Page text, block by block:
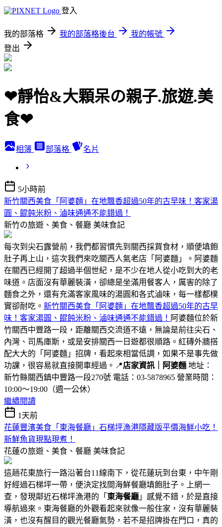
登入
我的部落格 我的部落格後台
我的帳號
登出
❤靜怡&大顆呆の親子.旅遊.美
食❤
相簿 部落格 名片
5小時前
新竹關西美食「阿婆麵」在地飄香超過50年的古早味！客家湯
圓、餛飩米粉、滷味通通不能錯過！
新竹の旅遊、美食、餐廳 美味食記
每次到尖石露營前，我們都習慣先到關西採買食材，順便填飽
肚子再上山，這次我們來吃關西人氣老店「阿婆麵」。阿婆麵
在關西已經開了超過半個世紀，是不少在地人從小吃到大的老
味道。店面沒有華麗裝潢，卻總是坐滿用餐客人，厲害的除了
麵食之外，還有充滿客家風味的湯圓和各式滷味，每一樣都樸
實卻耐吃。 新竹關西美食「阿婆麵」在地飄香超過50年的古早
味！客家湯圓、餛飩米粉、滷味通通不能錯過！ 阿婆麵位於新
竹關西中豐路一段，距離關西交流道不遠，無論是前往尖石、
內灣、司馬庫斯，或是安排關西一日遊都很順路。紅磚外牆搭
配大大的「阿婆麵」招牌，看起來相當低調，如果不是事先做
功課，很容易就直接開車經過。📍店家資訊｜阿婆麵 地址：
新竹縣關西鎮中豐路一段270號 電話：03-5878965 營業時間：
10:00～19:00（週一公休）
繼續閱讀
1天前
花蓮豐濱美食「東海餐廳」石梯坪漁港隱藏版平價海鮮小吃！
新鮮魚貨現點現煮！
花蓮の旅遊、美食、餐廳 美味食記
這趟花東旅行一路沿著台11線南下，從花蓮玩到台東，中午剛
好經過石梯坪一帶，便決定找間海鮮餐廳填飽肚子。上網一
查，發現鄰近石梯坪漁港的「 東海餐廳 」感覺不錯，於是直接
導航過來。東海餐廳的外觀看起來就像一般住家，沒有華麗裝
潢，也沒有醒目的觀光餐廳氣勢，若不是招牌掛在門口，真的